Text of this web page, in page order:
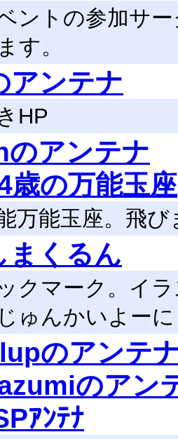
ントの参加サ
す。
アンテナ
HP
アンテナ
歳の万能玉座
万能玉座。飛
まくるん
クマーク。イ
ゅんかいよー
のアンテ
のアン
ｱﾝﾃﾅ